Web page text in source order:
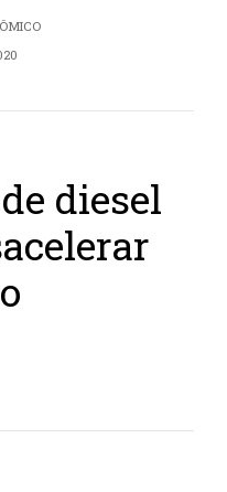
diesel